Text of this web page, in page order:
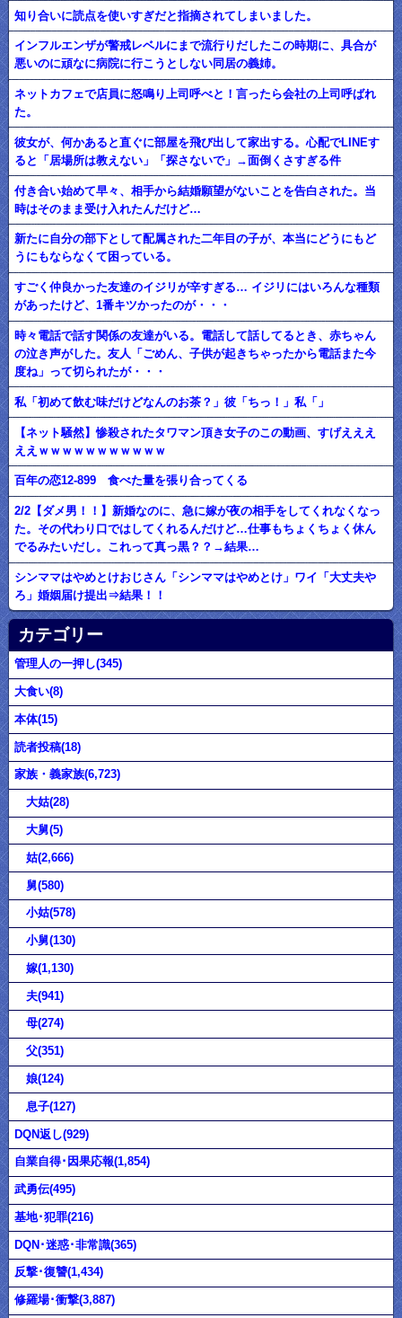
知り合いに読点を使いすぎだと指摘されてしまいました。
インフルエンザが警戒レベルにまで流行りだしたこの時期に、具合が
悪いのに頑なに病院に行こうとしない同居の義姉。
ネットカフェで店員に怒鳴り上司呼べと！言ったら会社の上司呼ばれ
た。
彼女が、何かあると直ぐに部屋を飛び出して家出する。心配でLINEす
ると「居場所は教えない」「探さないで」→面倒くさすぎる件
付き合い始めて早々、相手から結婚願望がないことを告白された。当
時はそのまま受け入れたんだけど…
新たに自分の部下として配属された二年目の子が、本当にどうにもど
うにもならなくて困っている。
すごく仲良かった友達のイジリが辛すぎる… イジリにはいろんな種類
があったけど、1番キツかったのが・・・
時々電話で話す関係の友達がいる。電話して話してるとき、赤ちゃん
の泣き声がした。友人「ごめん、子供が起きちゃったから電話また今
度ね」って切られたが・・・
私「初めて飲む味だけどなんのお茶？」彼「ちっ！」私「」
【ネット騒然】惨殺されたタワマン頂き女子のこの動画、すげえええ
ええｗｗｗｗｗｗｗｗｗｗｗ
百年の恋12-899 食べた量を張り合ってくる
2/2【ダメ男！！】新婚なのに、急に嫁が夜の相手をしてくれなくなっ
た。その代わり口ではしてくれるんだけど…仕事もちょくちょく休ん
でるみたいだし。これって真っ黒？？→結果…
シンママはやめとけおじさん「シンママはやめとけ」ワイ「大丈夫や
ろ」婚姻届け提出⇒結果！！
カテゴリー
管理人の一押し(345)
大食い(8)
本体(15)
読者投稿(18)
家族・義家族(6,723)
大姑(28)
大舅(5)
姑(2,666)
舅(580)
小姑(578)
小舅(130)
嫁(1,130)
夫(941)
母(274)
父(351)
娘(124)
息子(127)
DQN返し(929)
自業自得･因果応報(1,854)
武勇伝(495)
基地･犯罪(216)
DQN･迷惑･非常識(365)
反撃･復讐(1,434)
修羅場･衝撃(3,887)